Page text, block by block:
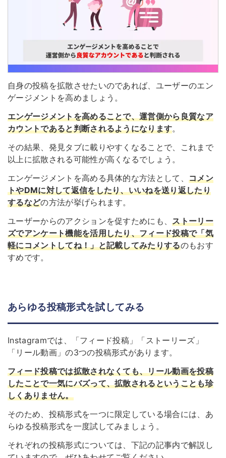
自身の投稿を拡散させたいのであれば、ユーザーのエン
ゲージメントを高めましょう。
エンゲージメントを高めることで、運営側から良質なア
カウントであると判断されるようになります。
その結果、発見タブに載りやすくなることで、これまで
以上に拡散される可能性が高くなるでしょう。
エンゲージメントを高める具体的な方法として、コメン
トやDMに対して返信をしたり、いいねを送り返したり
するなどの方法が挙げられます。
ユーザーからのアクションを促すためにも、ストーリー
ズでアンケート機能を活用したり、フィード投稿で「気
軽にコメントしてね！」と記載してみたりするのもおす
すめです。
あらゆる投稿形式を試してみる
Instagramでは、「フィード投稿」「ストーリーズ」
「リール動画」の3つの投稿形式があります。
フィード投稿では拡散されなくても、リール動画を投稿
したことで一気にバズって、拡散されるということも珍
しくありません。
そのため、投稿形式を一つに限定している場合には、あ
らゆる投稿形式を一度試してみましょう。
それぞれの投稿形式については、下記の記事内で解説し